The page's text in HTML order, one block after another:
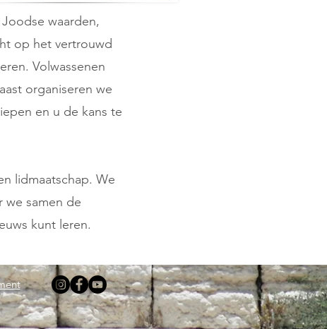
waarden,
op het vertrouwd
Volwassenen
organiseren we
en u de kans te
lidmaatschap. We
we samen de
kunt leren.